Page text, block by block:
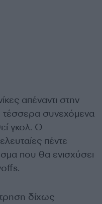
απέναντι στην
τέσσερα συνεχόμενα
γκολ. Ο
πέντε
που θα ενισχύσει
δίχως